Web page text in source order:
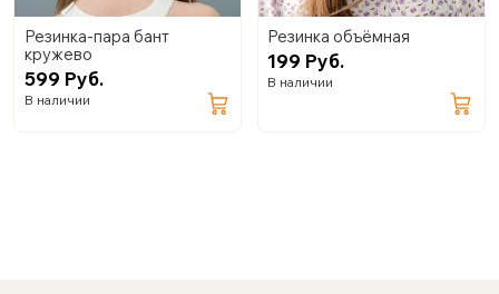
Резинка-пара бант
кружево
599 Руб.
В наличии
Резинка объёмная
199 Руб.
В наличии